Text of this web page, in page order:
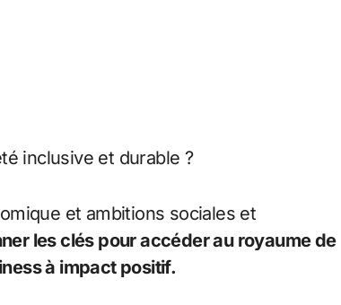
inclusive et durable ?
et ambitions sociales et
les clés pour accéder au royaume de
à impact positif.